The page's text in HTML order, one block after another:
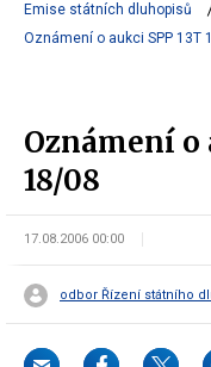
Emise státních dluhopisů
Oznámení o aukci SPP 13T
Oznámení o
18/08
17.08.2006 00:00
odbor Řízení státního